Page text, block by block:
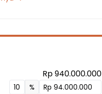
Rp 940.000.000
%